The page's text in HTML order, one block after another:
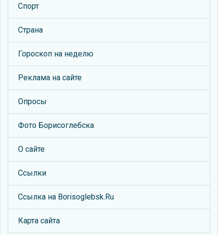
Спорт
Страна
Гороскоп на неделю
Реклама на сайте
Опросы
Фото Борисоглебска
О сайте
Ссылки
Ссылка на Borisoglebsk.Ru
Карта сайта